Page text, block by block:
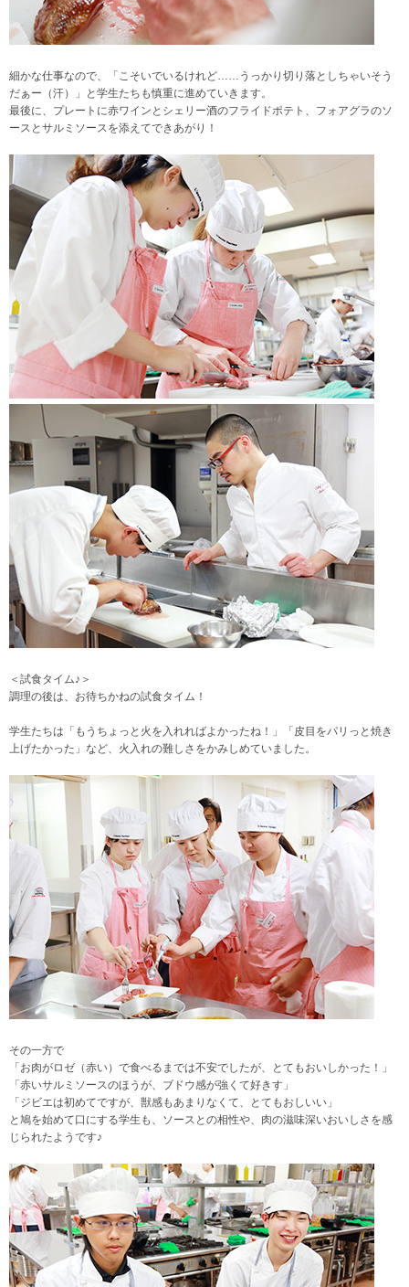
細かな仕事なので、「こそいでいるけれど……うっかり切り落としちゃいそう
だぁー（汗）」と学生たちも慎重に進めていきます。
最後に、プレートに赤ワインとシェリー酒のフライドポテト、フォアグラのソ
ースとサルミソースを添えてできあがり！
＜試食タイム♪＞
調理の後は、お待ちかねの試食タイム！
学生たちは「もうちょっと火を入れればよかったね！」「皮目をパリっと焼き
上げたかった」など、火入れの難しさをかみしめていました。
その一方で
「お肉がロゼ（赤い）で食べるまでは不安でしたが、とてもおいしかった！」
「赤いサルミソースのほうが、ブドウ感が強くて好きす」
「ジビエは初めてですが、獣感もあまりなくて、とてもおしいい」
と鳩を始めて口にする学生も、ソースとの相性や、肉の滋味深いおいしさを感
じられたようです♪